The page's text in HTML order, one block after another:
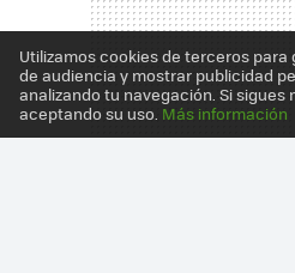
Utilizamos cookies de terceros
de audiencia y mostrar publicidad
analizando tu navegación. Si sigues
aceptando su uso. Más información